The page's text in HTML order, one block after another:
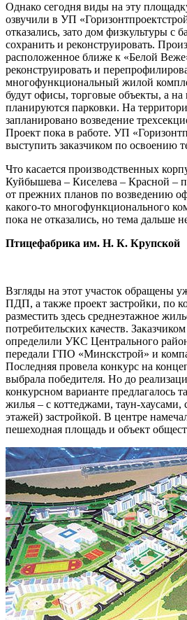
Однако сегодня виды на эту
озвучили в УП
отказались, зато дом физкультуры с
сохранить и реконструировать.
расположенное ближе к «Белой
реконструировать и
многофункциональный жилой
будут офисы, торговые объекты, а
планируются парковки. На
запланировано возведение
Проект пока в работе. УП
выступить заказчиком по освоению
Что касается производственных
Куйбышева – Киселева – Красной –
от прежних планов по возведению
какого-то многофункционального
пока не отказались, но тема дальше
Птицефабрика им. Н. К. Крупской
Взгляды на этот участок обращены
ПДП, а также проект застройки, по
разместить здесь среднеэтажное
потребительских качеств.
определили УКС Центрального
передали ГПО «Минскстрой» и
Последняя провела конкурс на
выбрала победителя. Но до
конкурсном варианте предлагалось
жилья – с коттеджами, таун-хаусами,
этажей) застройкой. В центре
пешеходная площадь и объект